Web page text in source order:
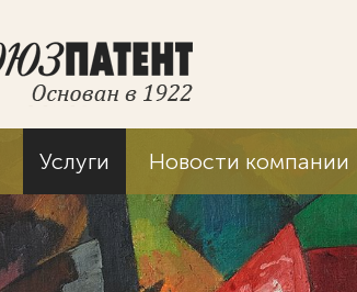
Услуги Новости компании